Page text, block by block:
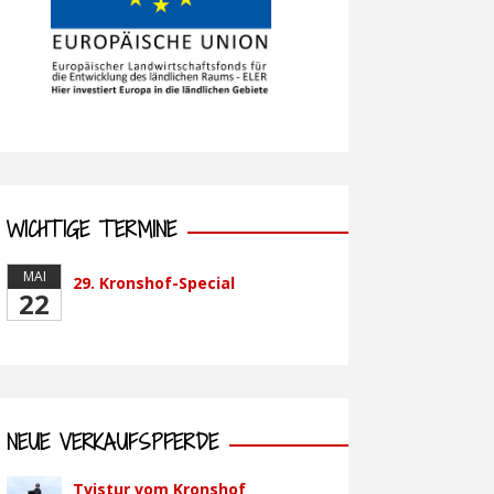
WICHTIGE TERMINE
MAI
22
29. Kronshof-Special
NEUE VERKAUFSPFERDE
Tvistur vom Kronshof